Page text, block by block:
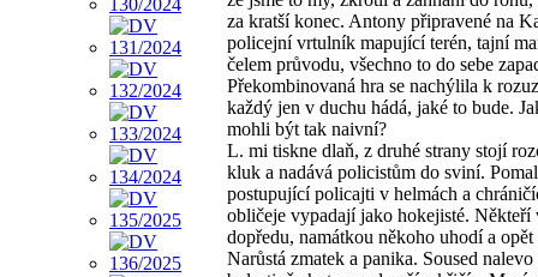
za kratší konec. Antony připravené na
policejní vrtulník mapující terén, tajní
čelem průvodu, všechno to do sebe
Překombinovaná hra se nachýlila k
každý jen v duchu hádá, jaké to bude.
mohli být tak naivní?
L. mi tiskne dlaň, z druhé strany stojí
kluk a nadává policistům do sviní.
postupující policajti v helmách a
obličeje vypadají jako hokejisté. Někteří
dopředu, namátkou někoho uhodí a opět
Narůstá zmatek a panika. Soused nalevo